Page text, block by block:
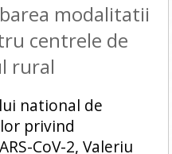
modalitatii
centrele de
rural
national de
privind
CoV-2, Valeriu